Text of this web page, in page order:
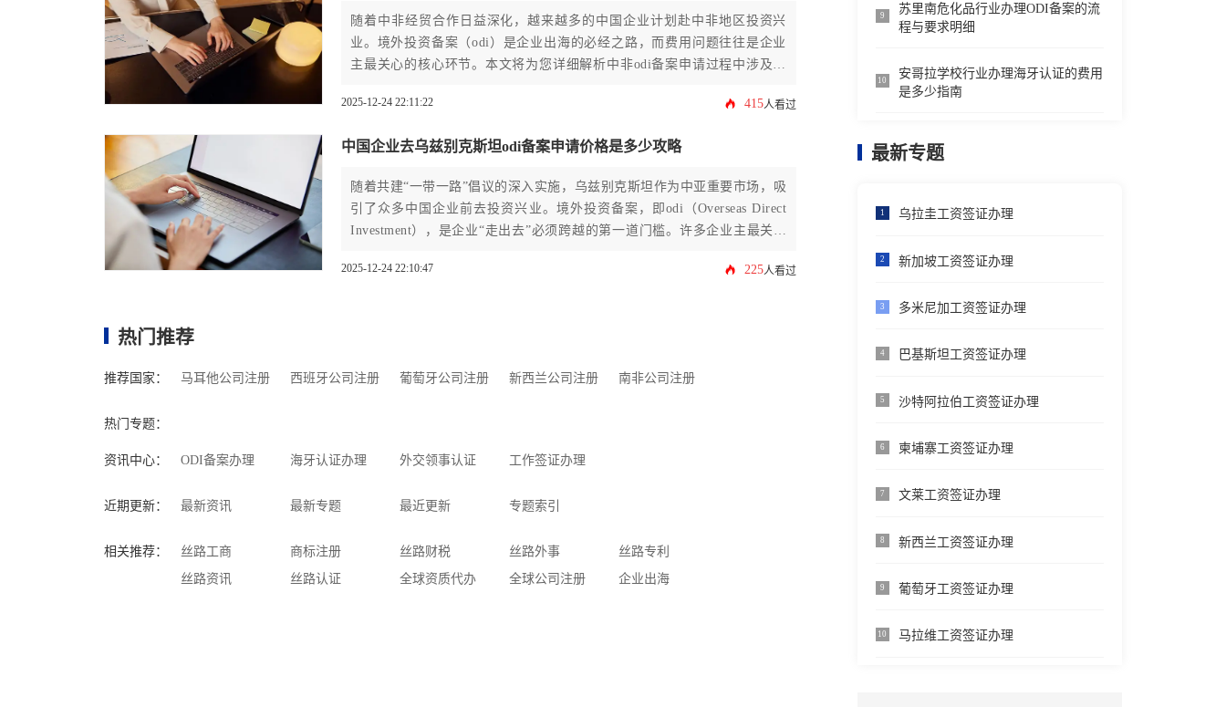
随着中非经贸合作日益深化，越来越多的中国企业计划赴中非地区投资兴
业。境外投资备案（odi）是企业出海的必经之路，而费用问题往往是企业
主最关心的核心环节。本文将为您详细解析中非odi备案申请过程中涉及的
的费用明细指南，帮助企业精准预算，高效完成备案流程。
2025-12-24 22:11:22 415人看过
中国企业去乌兹别克斯坦odi备案申请价格是多少攻略
随着共建“一带一路”倡议的深入实施，乌兹别克斯坦作为中亚重要市场，吸
引了众多中国企业前去投资兴业。境外投资备案，即odi（Overseas Direct
Investment），是企业“走出去”必须跨越的第一道门槛。许多企业主最关心
度剖析费用的构成，从官方规费、中介服务费到潜在的隐性成本，并提供一
2025-12-24 22:10:47 225人看过
热门推荐
推荐国家： 马耳他公司注册 西班牙公司注册 葡萄牙公司注册 新西兰公司注册 南非公司注册
热门专题：
资讯中心： ODI备案办理 海牙认证办理 外交领事认证 工作签证办理
近期更新： 最新资讯 最新专题 最近更新 专题索引
相关推荐： 丝路工商 商标注册 丝路财税 丝路外事
丝路专利
丝路资讯
丝路认证 全球资质代办 全球公司注册 企业出海
9
苏里南危化品行业办理ODI备案的流
程与要求明细
10
安哥拉学校行业办理海牙认证的费用
是多少指南
最新专题
1 乌拉圭工资签证办理
2 新加坡工资签证办理
3 多米尼加工资签证办理
4 巴基斯坦工资签证办理
5 沙特阿拉伯工资签证办理
6 柬埔寨工资签证办理
7 文莱工资签证办理
8 新西兰工资签证办理
9 葡萄牙工资签证办理
10 马拉维工资签证办理